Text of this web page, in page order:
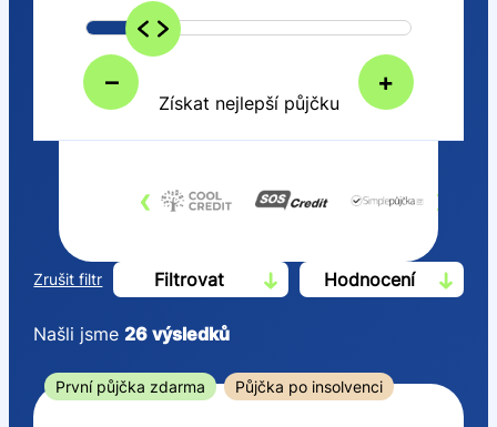
– +
Získat nejlepší půjčku
‹ ›
Zrušit filtr Filtrovat Hodnocení
Od
Našli jsme26 výsledků
První půjčka zdarma Půjčka po insolvenci